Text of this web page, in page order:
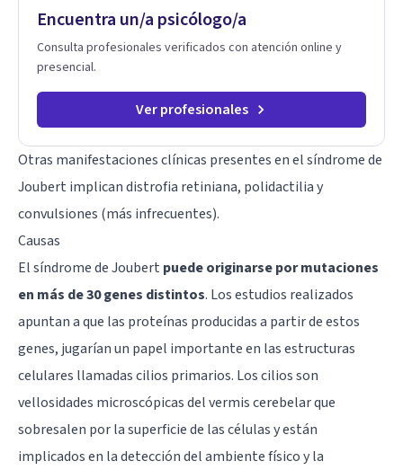
Encuentra un/a psicólogo/a
Consulta profesionales verificados con atención online y
presencial.
Ver profesionales
Otras manifestaciones clínicas presentes en el síndrome de
Joubert implican distrofia retiniana, polidactilia y
convulsiones (más infrecuentes).
Causas
El síndrome de Joubert puede originarse por mutaciones
en más de 30 genes distintos. Los estudios realizados
apuntan a que las proteínas producidas a partir de estos
genes, jugarían un papel importante en las estructuras
celulares llamadas cilios primarios. Los cilios son
vellosidades microscópicas del vermis cerebelar que
sobresalen por la superficie de las células y están
implicados en la detección del ambiente físico y la